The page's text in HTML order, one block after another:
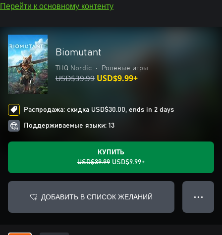
Перейти к основному контенту
Biomutant
THQ Nordic • Ролевые игры
USD$39.99 USD$9.99+
Распродажа: скидка USD$30.00, ends in 2 days
Поддерживаемые языки: 13
КУПИТЬ
USD$39.99 USD$9.99+
ДОБАВИТЬ В СПИСОК ЖЕЛАНИЙ ● ● ●